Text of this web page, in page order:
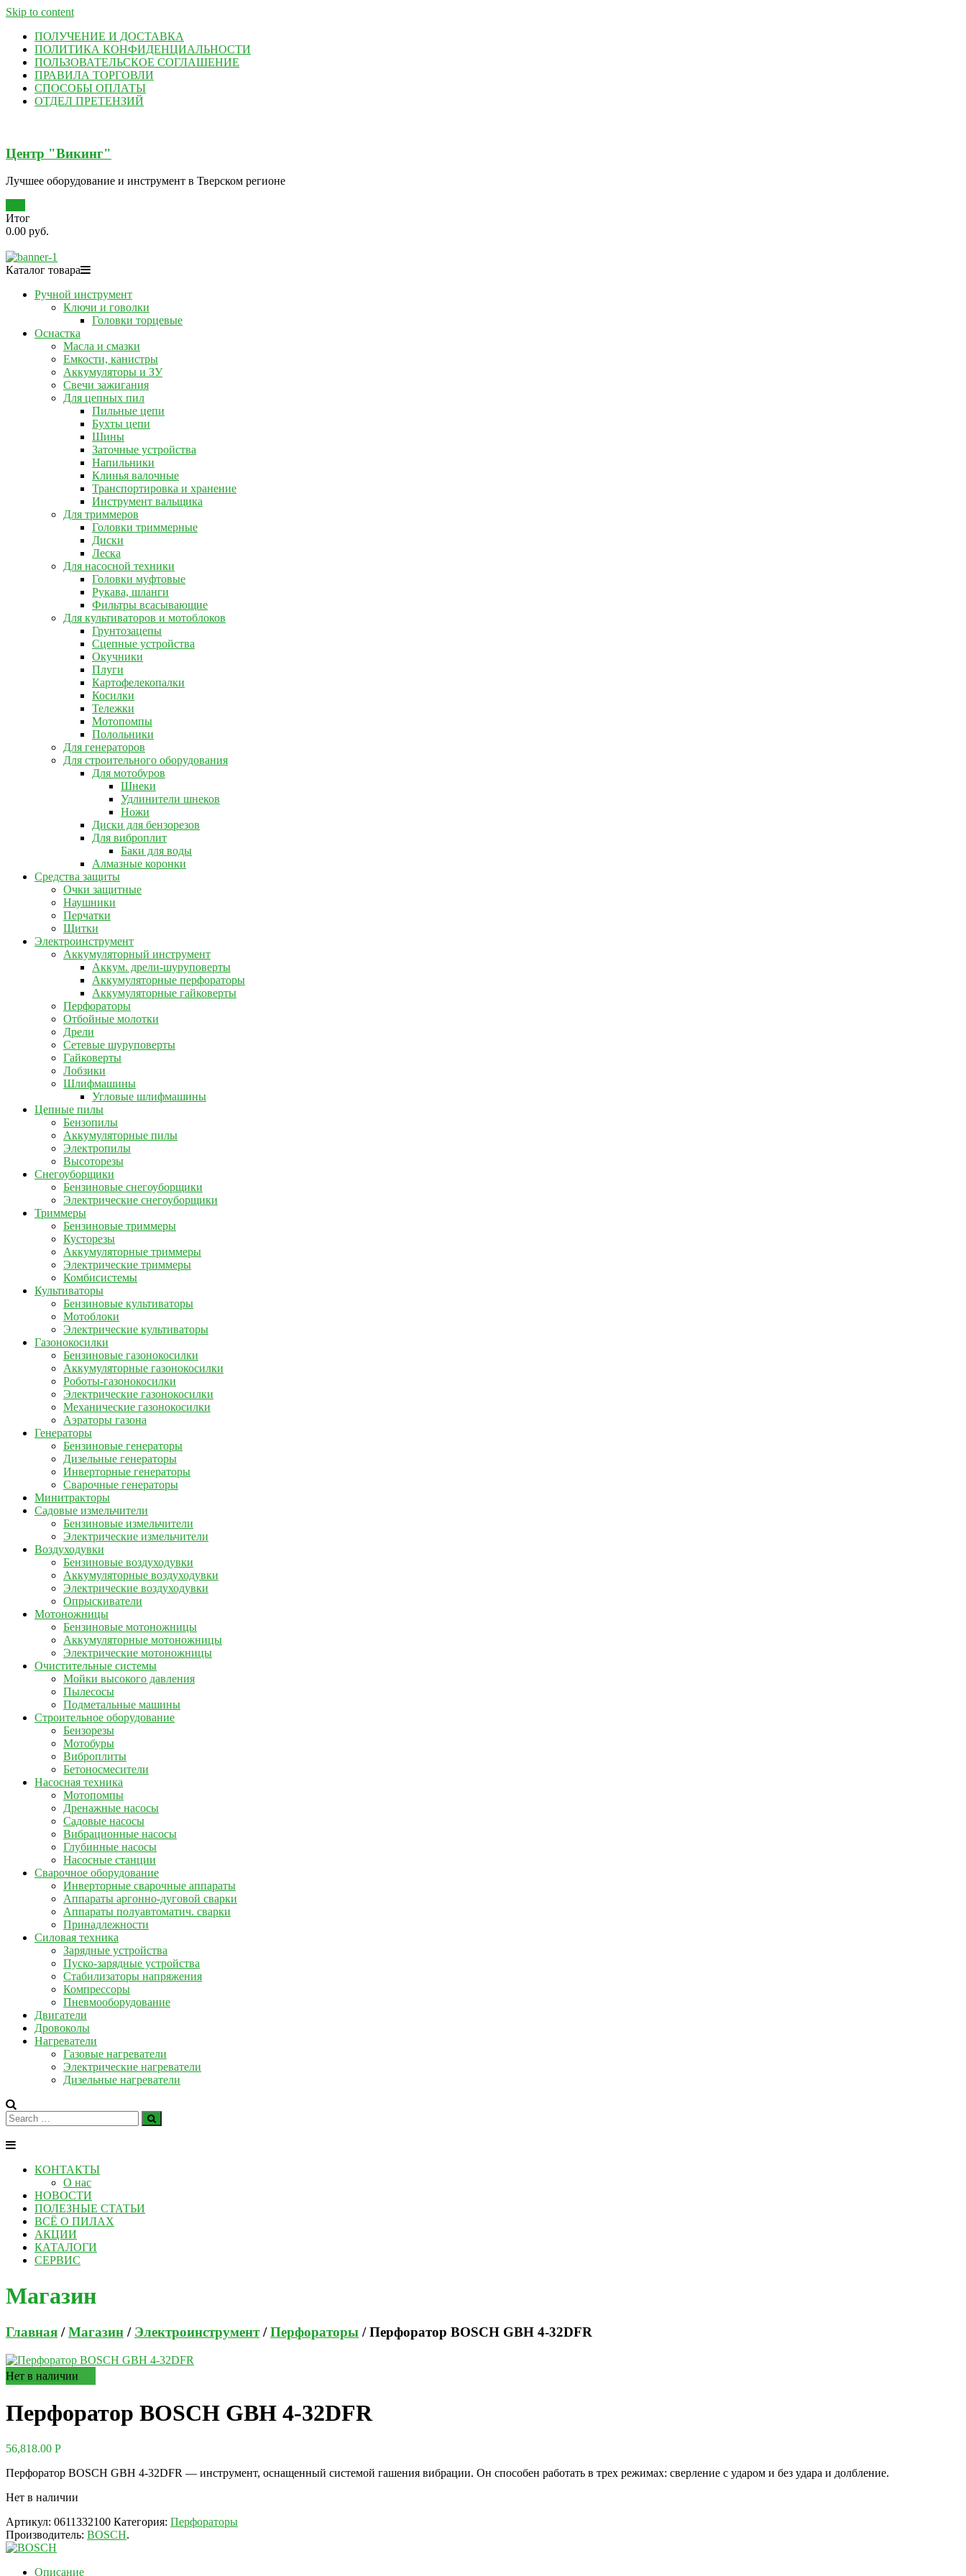
Skip to content
ПОЛУЧЕНИЕ И ДОСТАВКА
ПОЛИТИКА КОНФИДЕНЦИАЛЬНОСТИ
ПОЛЬЗОВАТЕЛЬСКОЕ СОГЛАШЕНИЕ
ПРАВИЛА ТОРГОВЛИ
СПОСОБЫ ОПЛАТЫ
ОТДЕЛ ПРЕТЕНЗИЙ
Центр "Викинг"
Лучшее оборудование и инструмент в Тверском регионе
Итог
0.00 руб.
Каталог товара
Ручной инструмент
Ключи и говолки
Головки торцевые
Оснастка
Масла и смазки
Емкости, канистры
Аккумуляторы и ЗУ
Свечи зажигания
Для цепных пил
Пильные цепи
Бухты цепи
Шины
Заточные устройства
Напильники
Клинья валочные
Транспортировка и хранение
Инструмент вальщика
Для триммеров
Головки триммерные
Диски
Леска
Для насосной техники
Головки муфтовые
Рукава, шланги
Фильтры всасывающие
Для культиваторов и мотоблоков
Грунтозацепы
Сцепные устройства
Окучники
Плуги
Картофелекопалки
Косилки
Тележки
Мотопомпы
Полольники
Для генераторов
Для строительного оборудования
Для мотобуров
Шнеки
Удлинители шнеков
Ножи
Диски для бензорезов
Для виброплит
Баки для воды
Алмазные коронки
Средства защиты
Очки защитные
Наушники
Перчатки
Щитки
Электроинструмент
Аккумуляторный инструмент
Аккум. дрели-шуруповерты
Аккумуляторные перфораторы
Аккумуляторные гайковерты
Перфораторы
Отбойные молотки
Дрели
Сетевые шуруповерты
Гайковерты
Лобзики
Шлифмашины
Угловые шлифмашины
Цепные пилы
Бензопилы
Аккумуляторные пилы
Электропилы
Высоторезы
Снегоуборщики
Бензиновые снегоуборщики
Электрические снегоуборщики
Триммеры
Бензиновые триммеры
Кусторезы
Аккумуляторные триммеры
Электрические триммеры
Комбисистемы
Культиваторы
Бензиновые культиваторы
Мотоблоки
Электрические культиваторы
Газонокосилки
Бензиновые газонокосилки
Аккумуляторные газонокосилки
Роботы-газонокосилки
Электрические газонокосилки
Механические газонокосилки
Аэраторы газона
Генераторы
Бензиновые генераторы
Дизельные генераторы
Инверторные генераторы
Сварочные генераторы
Минитракторы
Садовые измельчители
Бензиновые измельчители
Электрические измельчители
Воздуходувки
Бензиновые воздуходувки
Аккумуляторные воздуходувки
Электрические воздуходувки
Опрыскиватели
Мотоножницы
Бензиновые мотоножницы
Аккумуляторные мотоножницы
Электрические мотоножницы
Очистительные системы
Мойки высокого давления
Пылесосы
Подметальные машины
Строительное оборудование
Бензорезы
Мотобуры
Виброплиты
Бетоносмесители
Насосная техника
Мотопомпы
Дренажные насосы
Садовые насосы
Вибрационные насосы
Глубинные насосы
Насосные станции
Сварочное оборудование
Инверторные сварочные аппараты
Аппараты аргонно-дуговой сварки
Аппараты полуавтоматич. сварки
Принадлежности
Силовая техника
Зарядные устройства
Пуско-зарядные устройства
Стабилизаторы напряжения
Компрессоры
Пневмооборудование
Двигатели
Дровоколы
Нагреватели
Газовые нагреватели
Электрические нагреватели
Дизельные нагреватели
КОНТАКТЫ
О нас
НОВОСТИ
ПОЛЕЗНЫЕ СТАТЬИ
ВСЁ О ПИЛАХ
АКЦИИ
КАТАЛОГИ
СЕРВИС
Магазин
Главная /Магазин / Электроинструмент /Перфораторы / Перфоратор BOSCH GBH 4-32DFR
Нет в наличии
Перфоратор BOSCH GBH 4-32DFR
56,818.00 Р
Перфоратор BOSCH GBH 4-32DFR — инструмент, оснащенный системой гашения вибрации. Он способен работать в трех режимах: сверление с ударом и без удара и долбление.
Нет в наличии
Артикул: 0611332100 Категория: Перфораторы
Производитель: BOSCH.
Описание